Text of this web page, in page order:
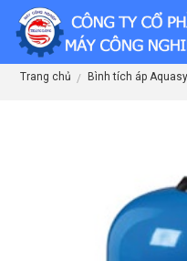
Skip
content
Trang chủ / Bình tích áp